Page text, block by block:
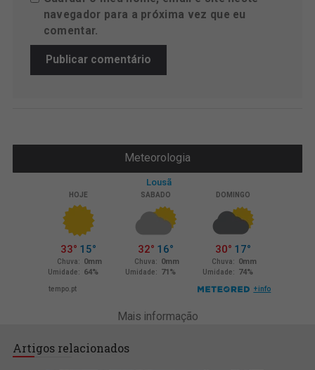
navegador para a próxima vez que eu
comentar.
Meteorologia
Mais informação
Artigos relacionados